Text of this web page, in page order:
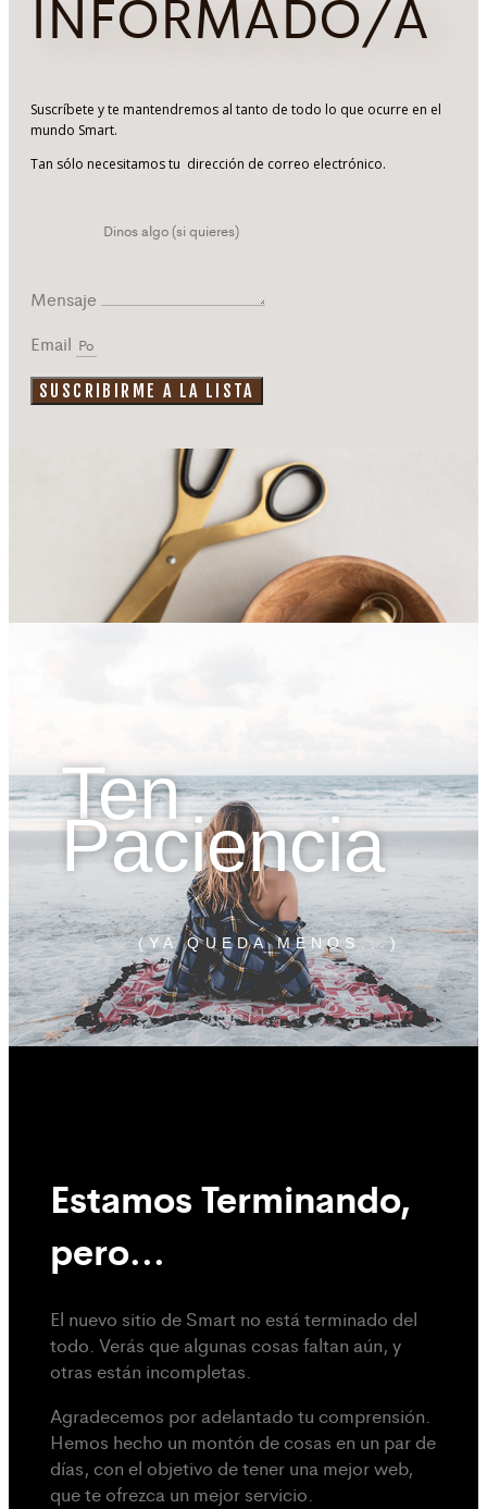
Suscríbete y te mantendremos al tanto de todo lo que ocurre en el
mundo Smart.
Tan sólo necesitamos tu dirección de correo electrónico.
Mensaje
Email
SUSCRIBIRME A LA LISTA
Ten
Paciencia
(YA QUEDA MENOS...)
Estamos Terminando,
pero...
El nuevo sitio de Smart no está terminado del
todo. Verás que algunas cosas faltan aún, y
otras están incompletas.
Agradecemos por adelantado tu comprensión.
Hemos hecho un montón de cosas en un par de
días, con el objetivo de tener una mejor web,
que te ofrezca un mejor servicio.